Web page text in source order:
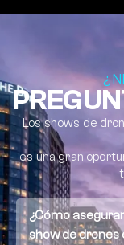
Los shows de
es una gran
¿Cómo
show de drones